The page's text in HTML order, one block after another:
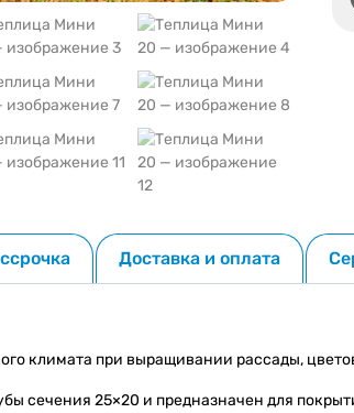
Доставка и оплата
климата при выращивании рассады,
сечения 25×20 и предназначен для